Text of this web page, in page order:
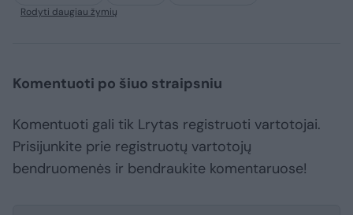
Rodyti daugiau žymių
Komentuoti po šiuo straipsniu
Komentuoti gali tik Lrytas registruoti vartotojai.
Prisijunkite prie registruotų vartotojų
bendruomenės ir bendraukite komentaruose!